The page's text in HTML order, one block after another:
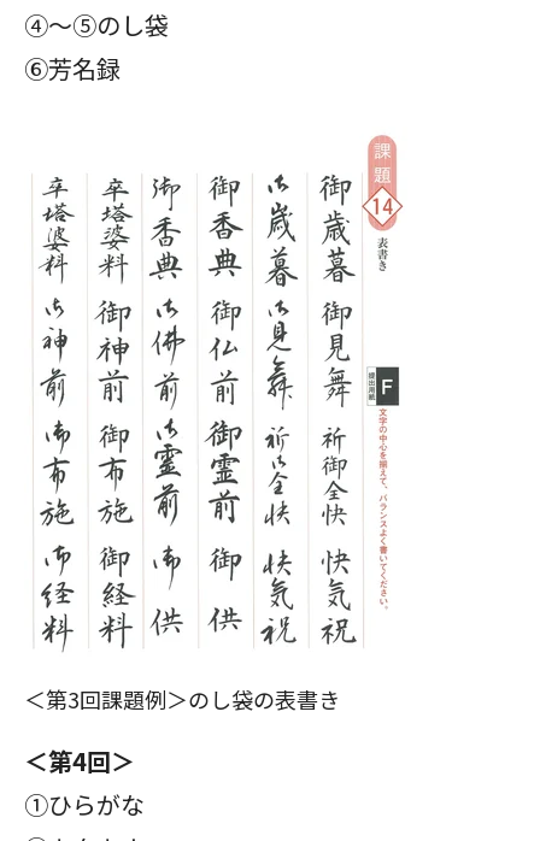
④～⑤のし袋
⑥芳名録
＜第3回課題例＞のし袋の表書き
＜第4回＞
①ひらがな